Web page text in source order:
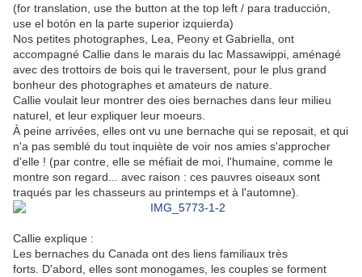
(for translation, use the button at the top left / para traducción,
use el botón en la parte superior izquierda)
Nos petites photographes, Lea, Peony et Gabriella, ont
accompagné Callie dans le marais du lac Massawippi, aménagé
avec des trottoirs de bois qui le traversent, pour le plus grand
bonheur des photographes et amateurs de nature.
Callie voulait leur montrer des oies bernaches dans leur milieu
naturel, et leur expliquer leur moeurs.
À peine arrivées, elles ont vu une bernache qui se reposait, et qui
n'a pas semblé du tout inquiète de voir nos amies s'approcher
d'elle ! (par contre, elle se méfiait de moi, l'humaine, comme le
montre son regard... avec raison : ces pauvres oiseaux sont
traqués par les chasseurs au printemps et à l'automne).
Callie explique :
Les bernaches du Canada ont des liens familiaux très
forts. D'abord, elles sont monogames, les couples se forment